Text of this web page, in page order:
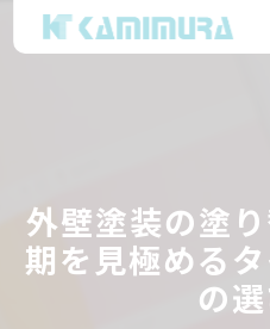
外壁塗装の塗
期を見極める
の